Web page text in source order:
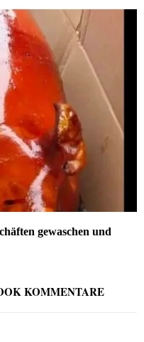
gewaschen und
KOMMENTARE